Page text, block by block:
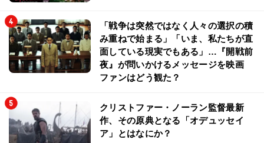
「戦争は突然ではなく人々の選択の積
み重ねで始まる」「いま、私たちが直
面している現実でもある」…『開戦前
夜』が問いかけるメッセージを映画
ファンはどう観た？
クリストファー・ノーラン監督最新
作、その原典となる「オデュッセイ
ア」とはなにか？